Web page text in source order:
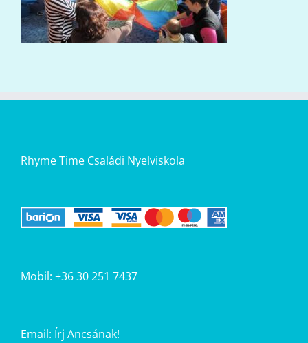
Rhyme Time Családi Nyelviskola
Mobil: +36 30 251 7437
Email: Írj Ancsának!